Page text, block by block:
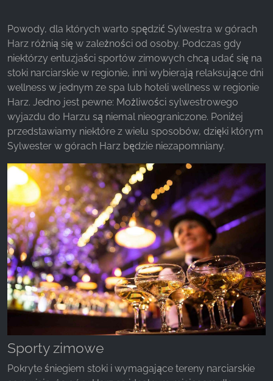
Powody, dla których warto spędzić Sylwestra w górach
Harz różnią się w zależności od osoby. Podczas gdy
niektórzy entuzjaści sportów zimowych chcą udać się na
stoki narciarskie w regionie, inni wybierają relaksujące dni
wellness w jednym ze spa lub hoteli wellness w regionie
Harz. Jedno jest pewne: Możliwości sylwestrowego
wyjazdu do Harzu są niemal nieograniczone. Poniżej
przedstawiamy niektóre z wielu sposobów, dzięki którym
Sylwester w górach Harz będzie niezapomniany.
Sporty zimowe
Pokryte śniegiem stoki i wymagające tereny narciarskie
Facebook Pixel
Name:
_fbp, fr, _fbq, fbq
Provider:
Facebook Ireland Ltd.
Purpose:
Pomiar reklam i marketing
3 miesiące - 1 rok
STATYSTYKI
Statystyczne pliki cookie zbierają informacje
anonimowo. Informacje te pomagają nam
zrozumieć, w jaki sposób odwiedzający korzystają
z naszej witryny.
Google Analytics
Name:
_ga, _gid, _gac_gb_
Provider: